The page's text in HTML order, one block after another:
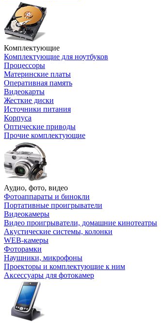
Комплектующие
Комплектующие для ноутбуков
Процессоры
Материнские платы
Оперативная память
Видеокарты
Жесткие диски
Источники питания
Корпуса
Оптические приводы
Прочие комплектующие
Аудио, фото, видео
Фотоаппараты и бинокли
Портативные проигрыватели
Видеокамеры
Видео проигрыватели, домашние кинотеатры
Акустические системы, колонки
WEB-камеры
Фоторамки
Наушники, микрофоны
Проекторы и комплектующие к ним
Аксессуары для фотокамер